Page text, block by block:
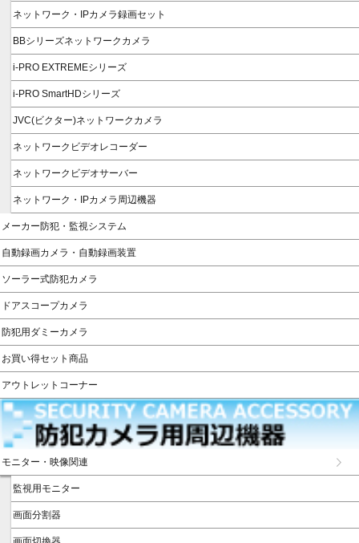
ネットワーク・IPカメラ録画セット
BBシリーズネットワークカメラ
i-PRO EXTREMEシリーズ
i-PRO SmartHDシリーズ
JVC(ビクター)ネットワークカメラ
ネットワークビデオレコーダー
ネットワークビデオサーバー
ネットワーク・IPカメラ周辺機器
メーカー防犯・監視システム
自動録画カメラ・自動録画装置
ソーラー式防犯カメラ
ドアスコープカメラ
防犯用ダミーカメラ
お買い得セット商品
アウトレットコーナー
モニター・映像関連
監視用モニター
画面分割器